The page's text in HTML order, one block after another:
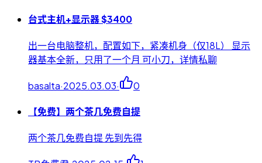
台式主机+显示器 $3400
出一台电脑整机，配置如下，紧凑机身（仅18L） 显示
器基本全新，只用了一个月 可小刀，详情私聊
basalta·2025.03.03· 0
【免费】两个茶几免费自提
两个茶几免费自提 先到先得